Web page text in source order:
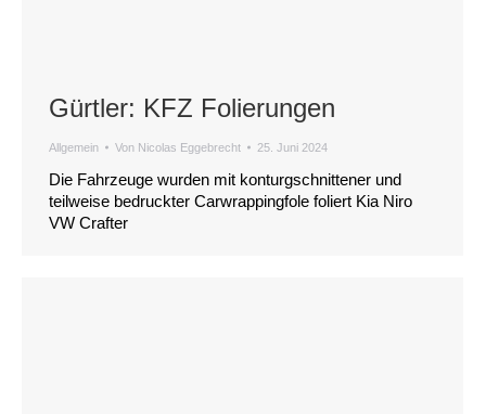
Gürtler: KFZ Folierungen
Allgemein Von Nicolas Eggebrecht 25. Juni 2024
Die Fahrzeuge wurden mit konturgschnittener und
teilweise bedruckter Carwrappingfole foliert Kia Niro
VW Crafter